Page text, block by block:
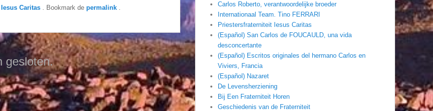
Caritas . Bookmark de permalink
gesloten.
Carlos Roberto, verantwoordelijke broeder
Internationaal Team. Tino FERRARI
Priestersfraterniteit Iesus Caritas
(Español) San Carlos de FOUCAULD, una vida
desconcertante
(Español) Escritos originales del hermano Carlos en
Viviers, Francia
(Español) Nazaret
De Levensherziening
Bij Een Fraterniteit Horen
Geschiedenis van de Fraterniteit